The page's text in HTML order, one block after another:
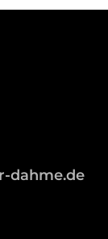
dahme.de